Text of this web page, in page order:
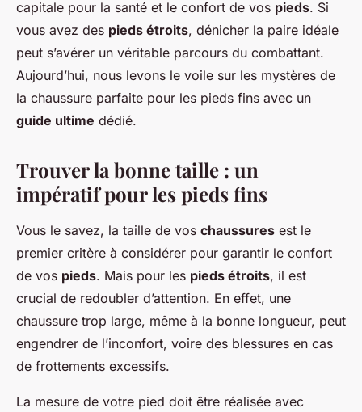
capitale pour la santé et le confort de vos pieds. Si
vous avez des pieds étroits, dénicher la paire idéale
peut s’avérer un véritable parcours du combattant.
Aujourd’hui, nous levons le voile sur les mystères de
la chaussure parfaite pour les pieds fins avec un
guide ultime dédié.
Trouver la bonne taille : un
impératif pour les pieds fins
Vous le savez, la taille de vos chaussures est le
premier critère à considérer pour garantir le confort
de vos pieds. Mais pour les pieds étroits, il est
crucial de redoubler d’attention. En effet, une
chaussure trop large, même à la bonne longueur, peut
engendrer de l’inconfort, voire des blessures en cas
de frottements excessifs.
La mesure de votre pied doit être réalisée avec